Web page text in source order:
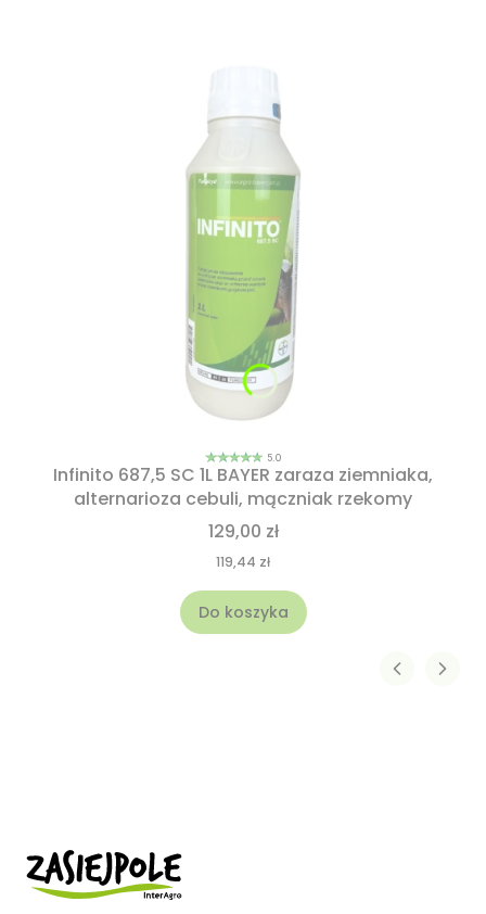
5.0
Infinito 687,5 SC 1L BAYER zaraza ziemniaka,
alternarioza cebuli, mączniak rzekomy
129,00 zł
119,44 zł
Do koszyka